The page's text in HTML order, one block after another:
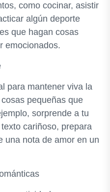
como cocinar, asistir
algún deporte
que hagan cosas
emocionados.
para mantener viva la
pequeñas que
sorprende a tu
cariñoso, prepara
una nota de amor en un